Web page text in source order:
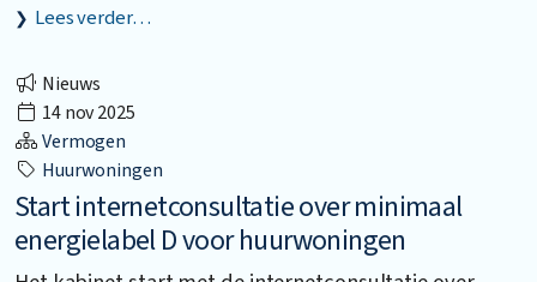
Lees verder…
Nieuws
14 nov 2025
Vermogen
Huurwoningen
Start internetconsultatie over minimaal
energielabel D voor huurwoningen